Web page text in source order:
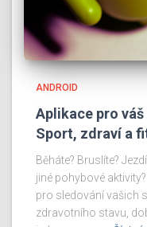
ANDROID
Aplikace pro
Sport, zdraví a
Běháte? Bruslíte?
jiné pohybové
pro sledování vašich
zdravotního stavu,